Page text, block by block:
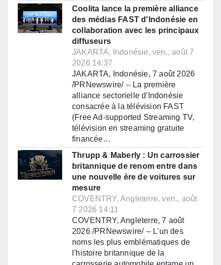
Coolita lance la première alliance
des médias FAST d'Indonésie en
collaboration avec les principaux
diffuseurs
JAKARTA, Indonésie, ven., août 7
2026 14:37
JAKARTA, Indonésie, 7 août 2026
/PRNewswire/ -- La première
alliance sectorielle d'Indonésie
consacrée à la télévision FAST
(Free Ad-supported Streaming TV,
télévision en streaming gratuite
financée…
Thrupp & Maberly : Un carrossier
britannique de renom entre dans
une nouvelle ère de voitures sur
mesure
COVENTRY, Angleterre, ven., août
7 2026 14:11
COVENTRY, Angleterre, 7 août
2026 /PRNewswire/ -- L'un des
noms les plus emblématiques de
l'histoire britannique de la